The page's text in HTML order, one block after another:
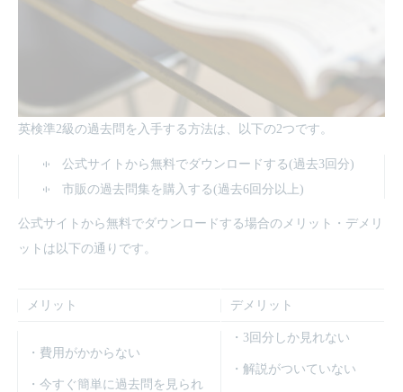
英検準2級の過去問を入手する方法は、以下の2つです。
公式サイトから無料でダウンロードする(過去3回分)
市販の過去問集を購入する(過去6回分以上)
公式サイトから無料でダウンロードする場合のメリット・デメリ
ットは以下の通りです。
メリット デメリット
・費用がかからない
・今すぐ簡単に過去問を見られ
・3回分しか見れない
・解説がついていない